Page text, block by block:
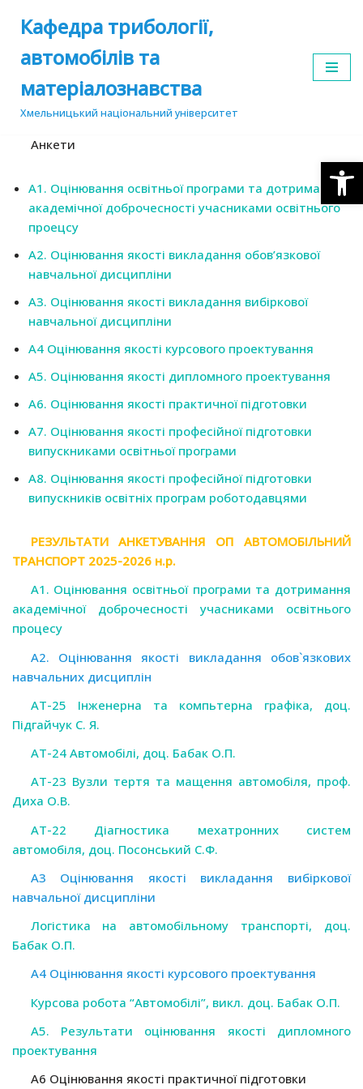
Перейти
до
вмісту
Кафедра трибології,
автомобілів та
матеріалознавства
Хмельницький національний університет
Анкети
А1. Оцінювання освітньої програми та дотримання
академічної доброчесності учасниками освітнього
проецсу
А2. Оцінювання якості викладання обов’язкової
навчальної дисципліни
А3. Оцінювання якості викладання вибіркової
навчальної дисципліни
А4 Оцінювання якості курсового проектування
А5. Оцінювання якості дипломного проектування
А6. Оцінювання якості практичної підготовки
А7. Оцінювання якості професійної підготовки
випускниками освітньої програми
А8. Оцінювання якості професійної підготовки
випускників освітніх програм роботодавцями
РЕЗУЛЬТАТИ АНКЕТУВАННЯ ОП АВТОМОБІЛЬНИЙ
ТРАНСПОРТ 2025-2026 н.р.
А1. Оцінювання освітньої програми та дотримання
академічної доброчесності учасниками освітнього
процесу
А2. Оцінювання якості викладання обов`язкових
навчальних дисциплін
АТ-25 Інженерна та компьтерна графіка, доц.
Підгайчук С. Я.
АТ-24 Автомобілі, доц. Бабак О.П.
АТ-23 Вузли тертя та мащення автомобіля, проф.
Диха О.В.
АТ-22 Діагностика мехатронних систем
автомобіля, доц. Посонський С.Ф.
А3 Оцінювання якості викладання вибіркової
навчальної дисципліни
Логістика на автомобільному транспорті, доц.
Бабак О.П.
А4 Оцінювання якості курсового проектування
Курсова робота “Автомобілі”, викл. доц. Бабак О.П.
А5. Результати оцінювання якості дипломного
проектування
А6 Оцінювання якості практичної підготовки